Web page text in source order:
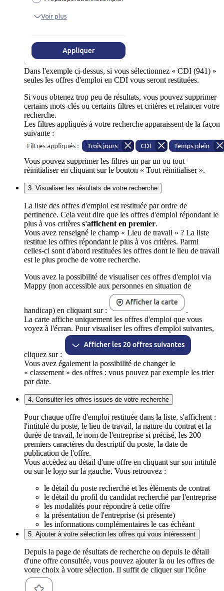
Dans l'exemple ci-dessus, si vous sélectionnez « CDI (941) »
seules les offres d'emploi en CDI vous seront restituées.
Si vous obtenez trop peu de résultats, vous pouvez supprimer
certains mots-clés ou certains filtres et critères et relancer votre
recherche.
Les filtres appliqués à votre recherche apparaissent de la façon
suivante :
Vous pouvez supprimer les filtres un par un ou tout
réinitialiser en cliquant sur le bouton « Tout réinitialiser ».
3. Visualiser les résultats de votre recherche
La liste des offres d'emploi est restituée par ordre de
pertinence. Cela veut dire que les offres d'emploi répondant le
plus à vos critères s'affichent en premier.
Vous avez renseigné le champ « Lieu de travail » ? La liste
restitue les offres répondant le plus à vos critères. Parmi
celles-ci sont d'abord restituées les offres dont le lieu de travail
est le plus proche de votre recherche.
Vous avez la possibilité de visualiser ces offres d'emploi via
Mappy (non accessible aux personnes en situation de
handicap) en cliquant sur :
.
La carte affiche uniquement les offres d'emploi que vous
voyez à l'écran. Pour visualiser les offres d'emploi suivantes,
cliquez sur :
Vous avez également la possibilité de changer le
« classement » des offres : vous pouvez par exemple les trier
par date.
4. Consulter les offres issues de votre recherche
Pour chaque offre d'emploi restituée dans la liste, s'affichent :
l'intitulé du poste, le lieu de travail, la nature du contrat et la
durée de travail, le nom de l'entreprise si précisé, les 200
premiers caractères du descriptif du poste, la date de
publication de l'offre.
Vous accédez au détail d'une offre en cliquant sur son intitulé
ou sur le logo sur la gauche. Vous retrouvez :
le détail du poste recherché et les éléments de contrat
le détail du profil du candidat recherché par l'entreprise
les modalités pour répondre à cette offre
la présentation de l'entreprise (si présente)
les informations complémentaires le cas échéant
5. Ajouter à votre sélection les offres qui vous intéressent
Depuis la page de résultats de recherche ou depuis le détail
d'une offre consultée, vous pouvez ajouter la ou les offres de
votre choix à votre sélection. Il suffit de cliquer sur l'icône